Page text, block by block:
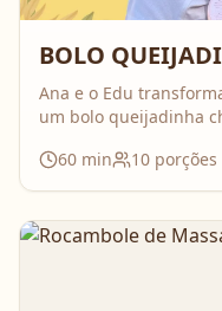
BOLO
Ana e o Edu
um bolo queijadinha
que surpreende no
enquanto assa. Aperte o play, acompanhe o passo a
impossível de resistir
60 min 10 porções